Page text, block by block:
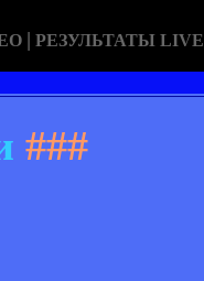
| РЕЗУЛЬТАТЫ LIVE
###